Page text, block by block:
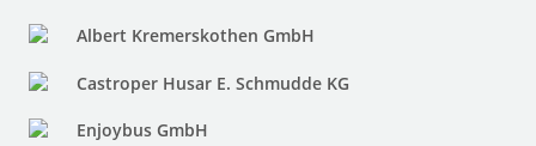
Albert Kremerskothen GmbH
Castroper Husar E. Schmudde KG
Enjoybus GmbH